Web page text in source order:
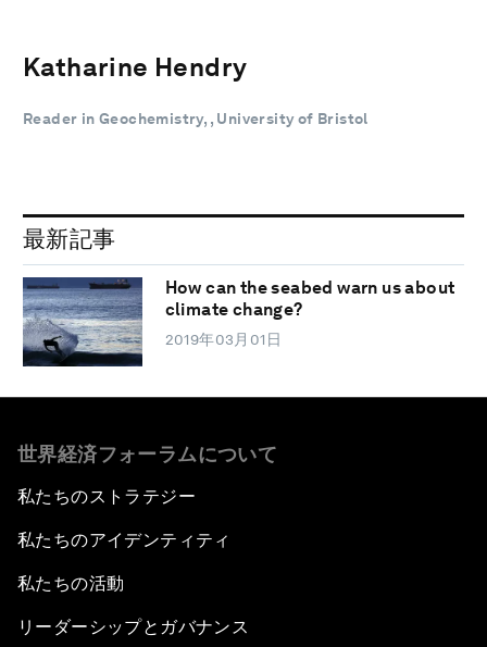
Katharine Hendry
Reader in Geochemistry, , University of Bristol
最新記事
How can the seabed warn us about
climate change?
2019年03月01日
世界経済フォーラムについて
私たちのストラテジー
私たちのアイデンティティ
私たちの活動
リーダーシップとガバナンス